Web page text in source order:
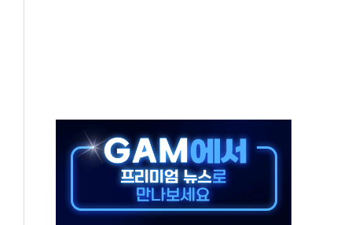
한 표면 부식 물질"
에 진화...외국인 노동자 숨져
일째'..."대부분 여기서 상주"
환자 2665명·사망 23명
에 코스피 '휘청'